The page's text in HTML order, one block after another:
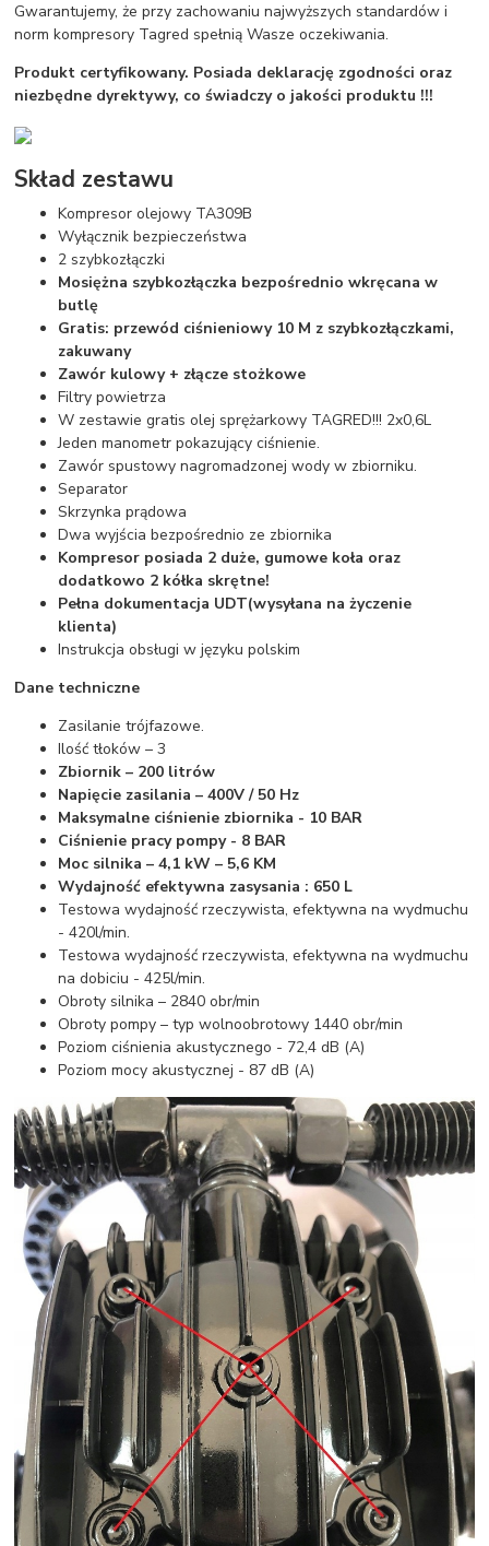
Gwarantujemy, że przy zachowaniu najwyższych standardów i
norm kompresory Tagred spełnią Wasze oczekiwania.
Produkt certyfikowany. Posiada deklarację zgodności oraz
niezbędne dyrektywy, co świadczy o jakości produktu !!!
Skład zestawu
Kompresor olejowy TA309B
Wyłącznik bezpieczeństwa
2 szybkozłączki
Mosiężna szybkozłączka bezpośrednio wkręcana w
butlę
Gratis: przewód ciśnieniowy 10 M z szybkozłączkami,
zakuwany
Zawór kulowy + złącze stożkowe
Filtry powietrza
W zestawie gratis olej sprężarkowy TAGRED!!! 2x0,6L
Jeden manometr pokazujący ciśnienie.
Zawór spustowy nagromadzonej wody w zbiorniku.
Separator
Skrzynka prądowa
Dwa wyjścia bezpośrednio ze zbiornika
Kompresor posiada 2 duże, gumowe koła oraz
dodatkowo 2 kółka skrętne!
Pełna dokumentacja UDT(wysyłana na życzenie
klienta)
Instrukcja obsługi w języku polskim
Dane techniczne
Zasilanie trójfazowe.
Ilość tłoków – 3
Zbiornik – 200 litrów
Napięcie zasilania – 400V / 50 Hz
Maksymalne ciśnienie zbiornika - 10 BAR
Ciśnienie pracy pompy - 8 BAR
Moc silnika – 4,1 kW – 5,6 KM
Wydajność efektywna zasysania : 650 L
Testowa wydajność rzeczywista, efektywna na wydmuchu
- 420l/min.
Testowa wydajność rzeczywista, efektywna na wydmuchu
na dobiciu - 425l/min.
Obroty silnika – 2840 obr/min
Obroty pompy – typ wolnoobrotowy 1440 obr/min
Poziom ciśnienia akustycznego - 72,4 dB (A)
Poziom mocy akustycznej - 87 dB (A)